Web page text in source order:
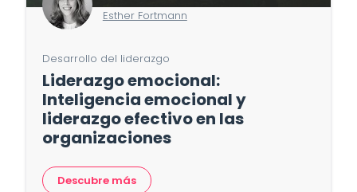
Esther Fortmann
Desarrollo del liderazgo
Liderazgo emocional:
Inteligencia emocional y
liderazgo efectivo en las
organizaciones
Descubre más